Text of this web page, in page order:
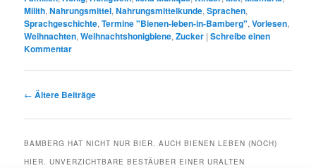
Milith,Nahrungsmittel,Nahrungsmittelkunde,Sprachen,
Sprachgeschichte,Termine "Bienen-leben-in-Bamberg",Vorlesen,
Weihnachten,Weihnachtshonigbiene,Zucker |Schreibe einen
Kommentar
Beitragsnavigation
← Ältere Beiträge
BAMBERG HAT NICHT NUR BIER. AUCH BIENEN LEBEN (NOCH)
HIER. UNVERZICHTBARE BESTÄUBER EINER URALTEN